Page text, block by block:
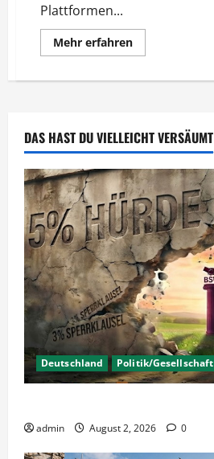
Plattformen...
Mehr erfahrenMehr
Informationen
mit
oder
Blendwerk?
DAS HAST DU VIELLEICHT VERSÄUMT
Deutschland Politik/Gesellschaft
admin August 2, 2026 0